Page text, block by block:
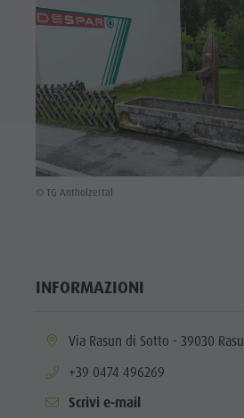
© TG Antholzertal
INFORMAZIONI
aria.location:
Via Rasun di Sotto - 39030
aria.phone:
+39 0474 496269
Scrivi e-mail